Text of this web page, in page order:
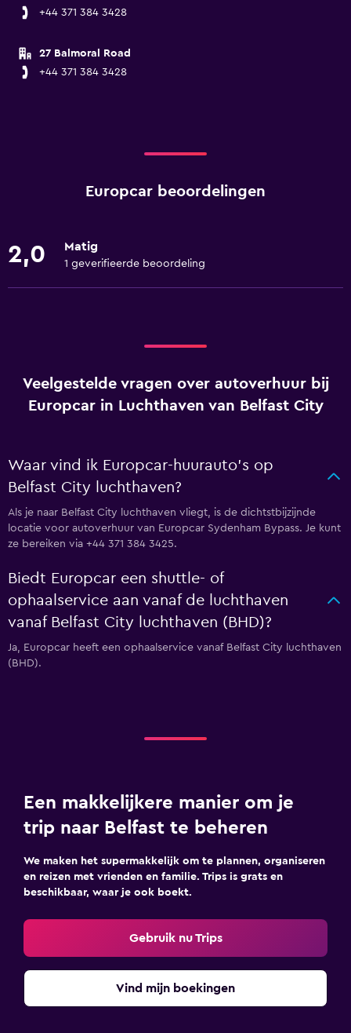
+44 371 384 3428
27 Balmoral Road
+44 371 384 3428
Europcar beoordelingen
2,0 Matig
1 geverifieerde beoordeling
Veelgestelde vragen over autoverhuur bij
Europcar in Luchthaven van Belfast City
Waar vind ik Europcar-huurauto's op
Belfast City luchthaven?
Als je naar Belfast City luchthaven vliegt, is de dichtstbijzijnde
locatie voor autoverhuur van Europcar Sydenham Bypass. Je kunt
ze bereiken via +44 371 384 3425.
Biedt Europcar een shuttle- of
ophaalservice aan vanaf de luchthaven
vanaf Belfast City luchthaven (BHD)?
Ja, Europcar heeft een ophaalservice vanaf Belfast City luchthaven
(BHD).
Een makkelijkere manier om je
trip naar Belfast te beheren
We maken het supermakkelijk om te plannen, organiseren
en reizen met vrienden en familie. Trips is grats en
beschikbaar, waar je ook boekt.
Gebruik nu Trips
Vind mijn boekingen